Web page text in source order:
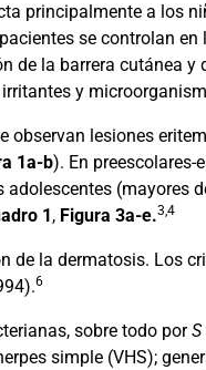
principalmente a los
se controlan en
la barrera cutánea
y
observan lesiones
1a-b). En
adolescentes (mayores
1 , Figura 3a-e.3,4
la dermatosis. Los
6
sobre todo por
simple (VHS);